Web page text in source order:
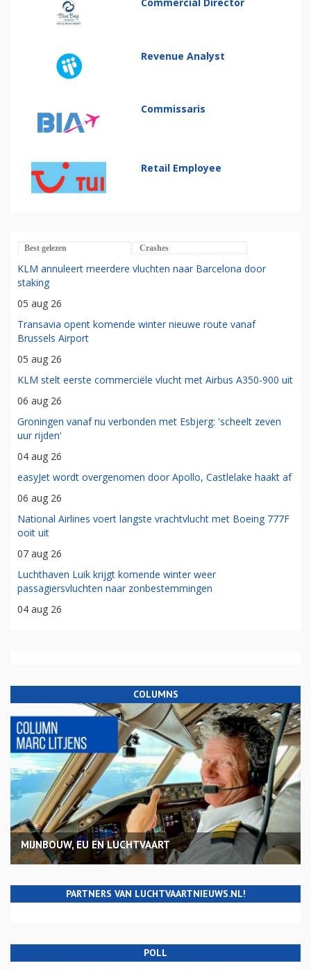
Revenue Analyst
Commissaris
Retail Employee
Best gelezen Crashes
KLM annuleert meerdere vluchten naar Barcelona door
staking
05 aug 26
Transavia opent komende winter nieuwe route vanaf
Brussels Airport
05 aug 26
KLM stelt eerste commerciële vlucht met Airbus A350-900 uit
06 aug 26
Groningen vanaf nu verbonden met Esbjerg: 'scheelt zeven
uur rijden'
04 aug 26
easyJet wordt overgenomen door Apollo, Castlelake haakt af
06 aug 26
National Airlines voert langste vrachtvlucht met Boeing 777F
ooit uit
07 aug 26
Luchthaven Luik krijgt komende winter weer
passagiersvluchten naar zonbestemmingen
04 aug 26
COLUMNS
MIJNBOUW, EU EN LUCHTVAART
PARTNERS VAN LUCHTVAARTNIEUWS.NL!
POLL